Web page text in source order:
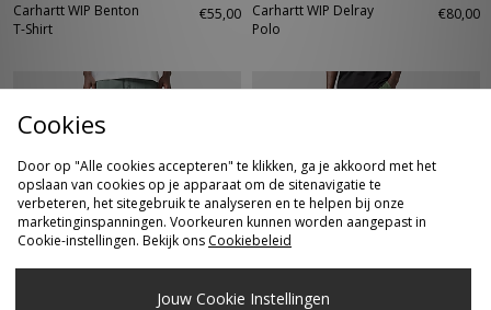
Carhartt WIP Benton
T-Shirt
€55,00
Carhartt WIP Delray
Polo
€80,00
Cookies
Door op "Alle cookies accepteren" te klikken, ga je akkoord met het
opslaan van cookies op je apparaat om de sitenavigatie te
verbeteren, het sitegebruik te analyseren en te helpen bij onze
marketinginspanningen. Voorkeuren kunnen worden aangepast in
Cookie-instellingen. Bekijk ons Cookiebeleid
Jouw Cookie Instellingen